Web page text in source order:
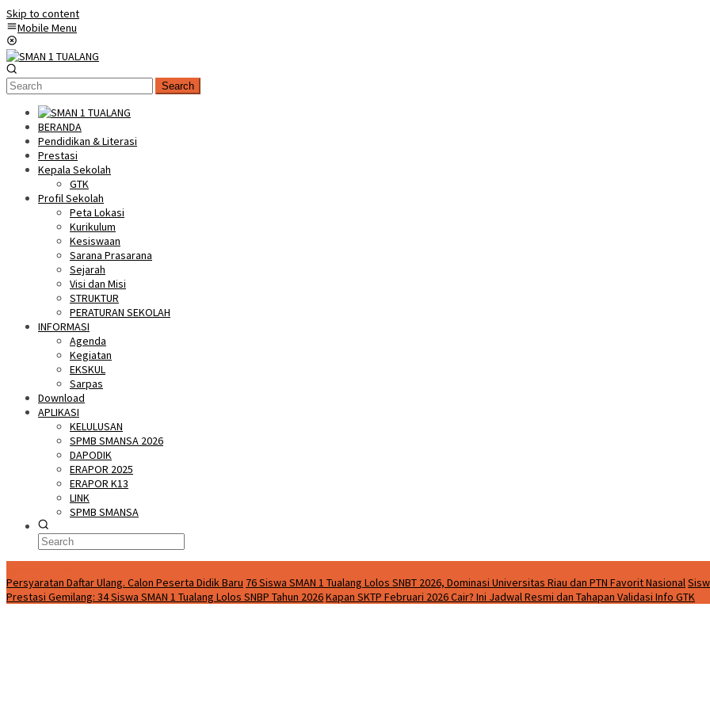
Skip to content
Mobile Menu
Search
BERANDA
Pendidikan & Literasi
Prestasi
Kepala Sekolah
GTK
Profil Sekolah
Peta Lokasi
Kurikulum
Kesiswaan
Sarana Prasarana
Sejarah
Visi dan Misi
STRUKTUR
PERATURAN SEKOLAH
INFORMASI
Agenda
Kegiatan
EKSKUL
Sarpas
Download
APLIKASI
KELULUSAN
SPMB SMANSA 2026
DAPODIK
ERAPOR 2025
ERAPOR K13
LINK
SPMB SMANSA
Persyaratan Daftar Ulang. Calon Peserta Didik Baru 76 Siswa SMAN 1 Tualang Lolos SNBT 2026, Dominasi Universitas Riau dan PTN Favorit Nasional
Prestasi Gemilang: 34 Siswa SMAN 1 Tualang Lolos SNBP Tahun 2026Kapan SKTP Februari 2026 Cair? Ini Jadwal Resmi dan Tahapan Validasi Info GTK